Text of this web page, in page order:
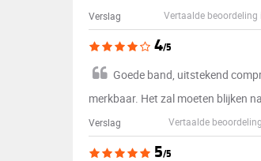
Verslag Vertaalde beoordeling
4/5
Goede band, uitstekend
merkbaar. Het zal moeten blijken
Verslag Vertaalde
5/5